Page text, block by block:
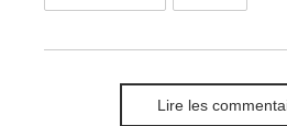
Lire les